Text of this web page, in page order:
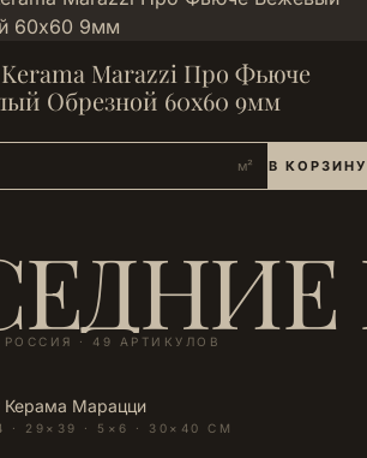
Marazzi Про Фьюче
Обрезной 60x60 9мм
м² В КОРЗИНУ
· 49 АРТИКУЛОВ
Керама Марацци
· 29×39 · 5×6 · 30×40 СМ